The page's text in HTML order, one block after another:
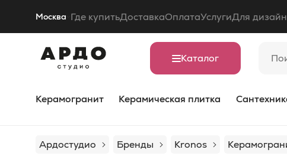
Москва Где купитьДоставкаОплатаУслугиДля
Каталог
Керамогранит Керамическая плитка
Ардостудио Бренды Kronos